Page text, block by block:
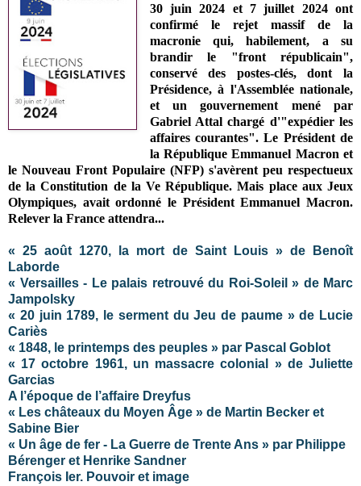
30 juin 2024 et 7 juillet 2024 ont
confirmé le rejet massif de la
macronie qui, habilement, a su
brandir le "front républicain",
conservé des postes-clés, dont la
Présidence, à l'Assemblée nationale,
et un gouvernement mené par
Gabriel Attal chargé d'"expédier les
affaires courantes". Le Président de
la République Emmanuel Macron et
le Nouveau Front Populaire (NFP) s'avèrent peu respectueux
de la Constitution de la Ve République. Mais place aux Jeux
Olympiques, avait ordonné le Président Emmanuel Macron.
Relever la France attendra...
« 25 août 1270, la mort de Saint Louis » de Benoît
Laborde
« Versailles - Le palais retrouvé du Roi-Soleil » de Marc
Jampolsky
« 20 juin 1789, le serment du Jeu de paume » de Lucie
Cariès
« 1848, le printemps des peuples » par Pascal Goblot
« 17 octobre 1961, un massacre colonial » de Juliette
Garcias
A l’époque de l’affaire Dreyfus
« Les châteaux du Moyen Âge » de Martin Becker et
Sabine Bier
« Un âge de fer - La Guerre de Trente Ans » par Philippe
Bérenger et Henrike Sandner
François Ier. Pouvoir et image